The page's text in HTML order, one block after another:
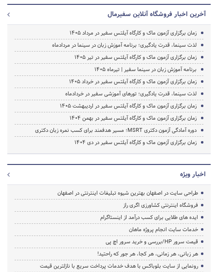
آخرین اخبار فروشگاه آنلاین سفیرمال
زمان برگزاری آزمون ماک و کارگاه آیلتس سفیر در مرداد 1405
لذت سینما، قدرت یادگیری؛ برنامه آموزش زبان در سینما در مردادماه
زمان برگزاری آزمون ماک و کارگاه آیلتس سفیر در تیر 1405
برنامه آموزش زبان در سینما سفیر | تیرماه ۱۴۰۵
زمان برگزاری آزمون ماک و کارگاه آیلتس سفیر در خرداد 1405
لذت سینما، قدرت یادگیری؛ تورهای آموزشی سفیر در خردادماه
زمان برگزاری آزمون ماک و کارگاه آیلتس سفیر در اردیبهشت 1405
زمان برگزاری آزمون ماک و کارگاه آیلتس سفیر در بهمن 1404
دوره آمادگی آزمون دکتری MSRT؛ مسیر هدفمند برای کسب نمره زبان دکتری
زمان برگزاری آزمون ماک و کارگاه آیلتس سفیر در دی 1404
اخبار ویژه
طراحی سایت در اصفهان بهترین شیوه تبلیغات اینترنتی در اصفهان
فروشگاه اینترنتی کشاورزی اگری راز
ایده های طلایی برای کسب درآمد از اینستاگرام
خدمات سایت انجام پروژه ماهان
قیمت سرور HP/بررسی و خرید سرور اچ پی
هر زبانی، هر زمانی، هر کجا، هر جور که راحتید!
رونمایی از سایت بلوباکس با هدف خدمات پرداخت سریع با نازلترین قیمت